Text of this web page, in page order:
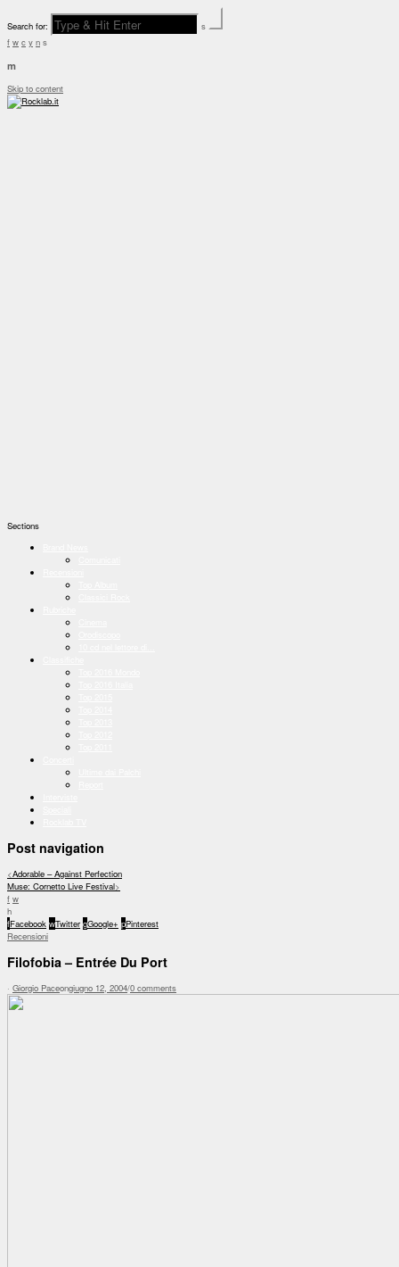
Search for:
s
f w c y n s
m
Skip to content
Sections
Post navigation
<Adorable – Against Perfection
Muse: Cornetto Live Festival>
f w
h
fFacebook wTwitter gGoogle+ pPinterest
Recensioni
Filofobia – Entrée Du Port
· Giorgio Paceongiugno 12, 2004/0 comments